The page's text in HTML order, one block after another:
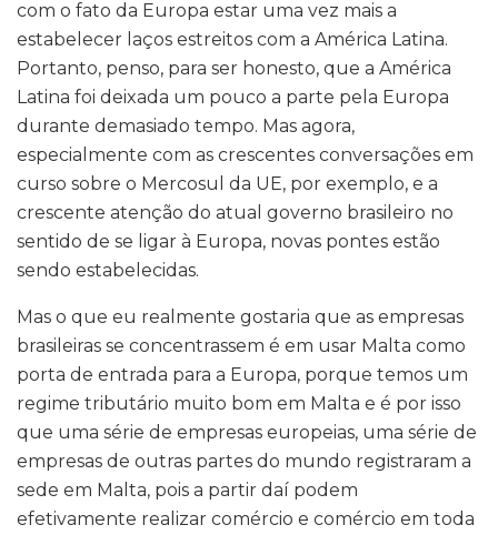
com o fato da Europa estar uma vez mais a
estabelecer laços estreitos com a América Latina.
Portanto, penso, para ser honesto, que a América
Latina foi deixada um pouco a parte pela Europa
durante demasiado tempo. Mas agora,
especialmente com as crescentes conversações em
curso sobre o Mercosul da UE, por exemplo, e a
crescente atenção do atual governo brasileiro no
sentido de se ligar à Europa, novas pontes estão
sendo estabelecidas.
Mas o que eu realmente gostaria que as empresas
brasileiras se concentrassem é em usar Malta como
porta de entrada para a Europa, porque temos um
regime tributário muito bom em Malta e é por isso
que uma série de empresas europeias, uma série de
empresas de outras partes do mundo registraram a
sede em Malta, pois a partir daí podem
efetivamente realizar comércio e comércio em toda